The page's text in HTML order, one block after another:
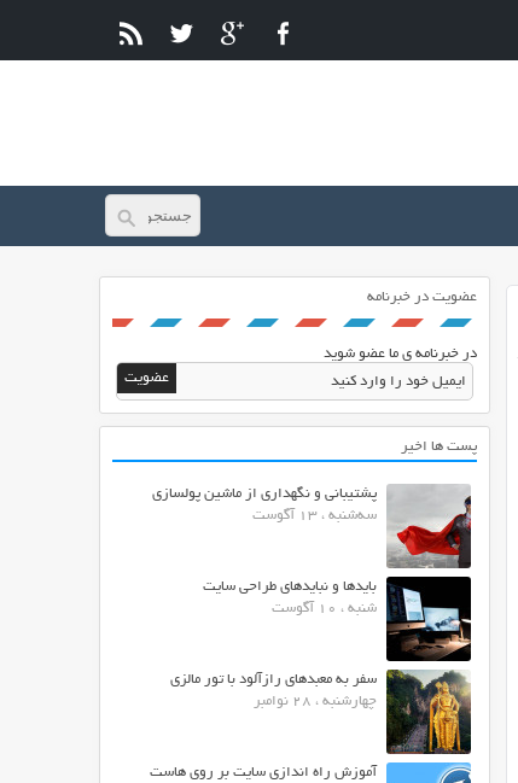
عضویت در خبرنامه
در خبرنامه ی ما عضو شوید
پست ها اخیر
پشتیبانی و نگهداری از ماشین پولسازی
سه‌شنبه ، 13 آگوست
بایدها و نبایدهای طراحی سایت
شنبه ، 10 آگوست
سفر به معبدهای رازآلود با تور مالزی
چهارشنبه ، 28 نوامبر
آموزش راه اندازی سایت بر روی هاست